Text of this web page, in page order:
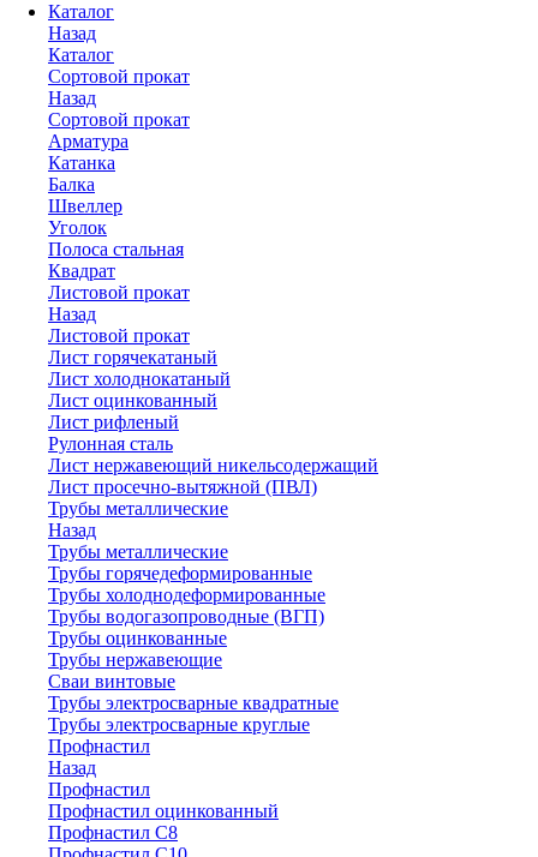
Каталог
Назад
Каталог
Сортовой прокат
Назад
Сортовой прокат
Арматура
Катанка
Балка
Швеллер
Уголок
Полоса стальная
Квадрат
Листовой прокат
Назад
Листовой прокат
Лист горячекатаный
Лист холоднокатаный
Лист оцинкованный
Лист рифленый
Рулонная сталь
Лист нержавеющий никельсодержащий
Лист просечно-вытяжной (ПВЛ)
Трубы металлические
Назад
Трубы металлические
Трубы горячедеформированные
Трубы холоднодеформированные
Трубы водогазопроводные (ВГП)
Трубы оцинкованные
Трубы нержавеющие
Сваи винтовые
Трубы электросварные квадратные
Трубы электросварные круглые
Профнастил
Назад
Профнастил
Профнастил оцинкованный
Профнастил С8